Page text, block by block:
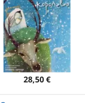
28,50 €